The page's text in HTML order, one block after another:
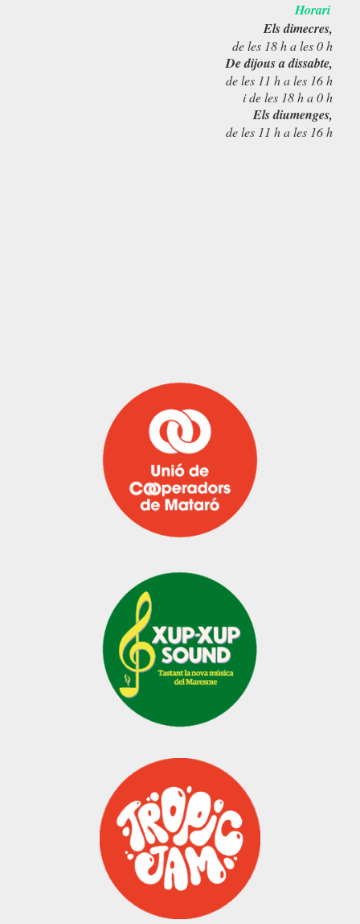
Horari
Els dimecres,
de les 18 h a les 0 h
De dijous a dissabte,
de les 11 h a les 16 h
i de les 18 h a 0 h
Els diumenges,
de les 11 h a les 16 h